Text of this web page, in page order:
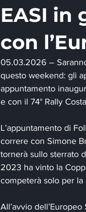
EASI in
con
05.03.2026 –
questo weekend: gli
appuntamento
e con il 74° Rally
L’appuntamento di
correre con Simone
tornerà sullo sterrato
2023 ha vinto la
competerà solo per la
All’avvio